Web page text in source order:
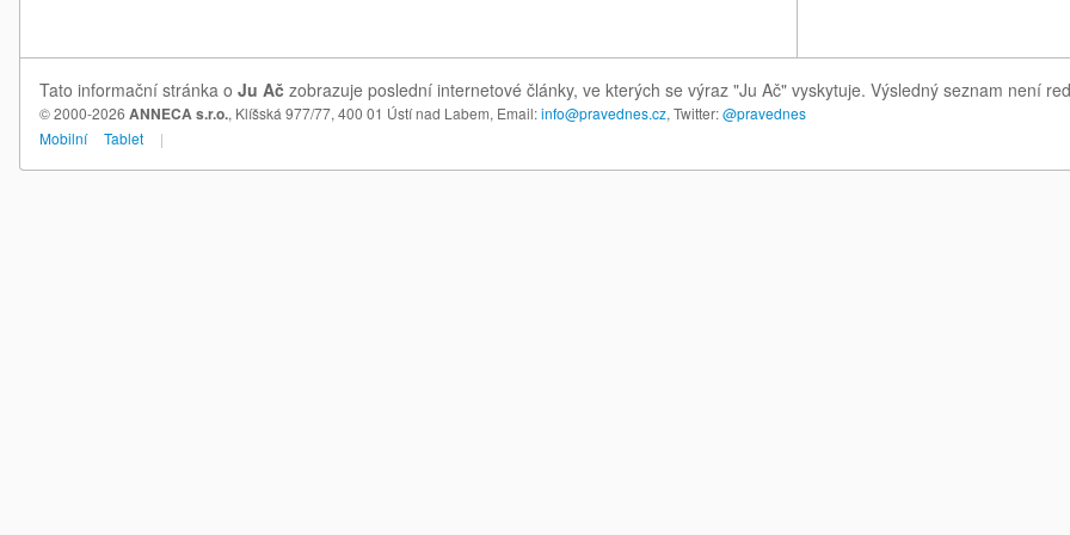
Tato informační stránka o Ju Ač zobrazuje poslední internetové články, ve kterých se výraz "Ju Ač" vyskytuje. Výsledný seznam není
© 2000-2026 ANNECA s.r.o., Klíšská 977/77, 400 01 Ústí nad Labem, Email:info@pravednes.cz, Twitter:@pravednes
Mobilní
Tablet |